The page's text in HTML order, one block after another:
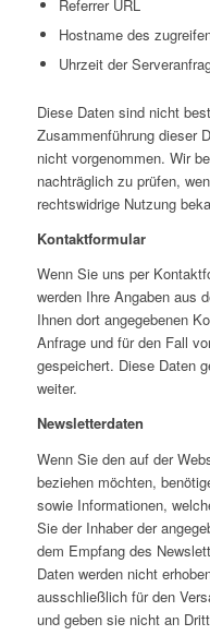
Referrer URL
Hostname des
Uhrzeit der
Diese Daten sind nicht
Zusammenführung dieser
nicht vorgenommen. Wir
nachträglich zu prüfen,
rechtswidrige Nutzung
Kontaktformular
Wenn Sie uns per
werden Ihre Angaben aus
Ihnen dort angegebenen
Anfrage und für den Fall
gespeichert. Diese Daten
weiter.
Newsletterdaten
Wenn Sie den auf der
beziehen möchten,
sowie Informationen,
Sie der Inhaber der
dem Empfang des
Daten werden nicht
ausschließlich für den
und geben sie nicht an